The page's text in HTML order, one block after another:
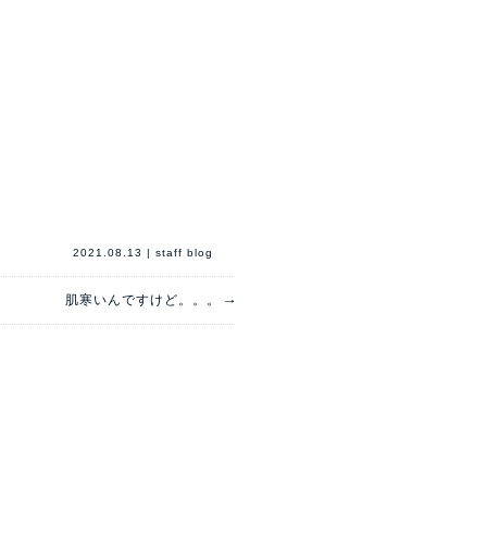
2021.08.13 | staff blog
肌寒いんですけど。。。 →